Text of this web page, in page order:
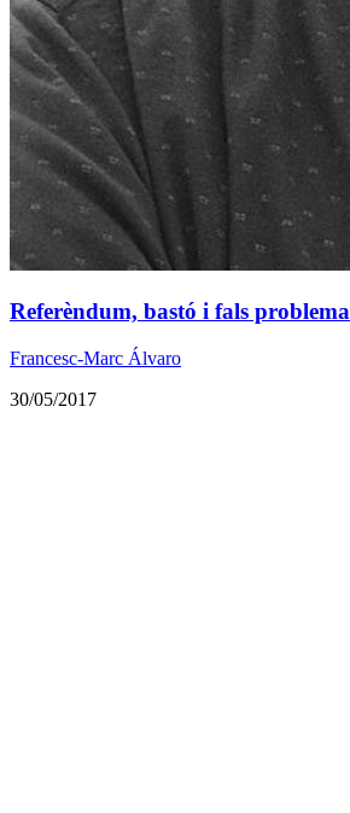
Referèndum, bastó i fals problema
Francesc-Marc Álvaro
30/05/2017